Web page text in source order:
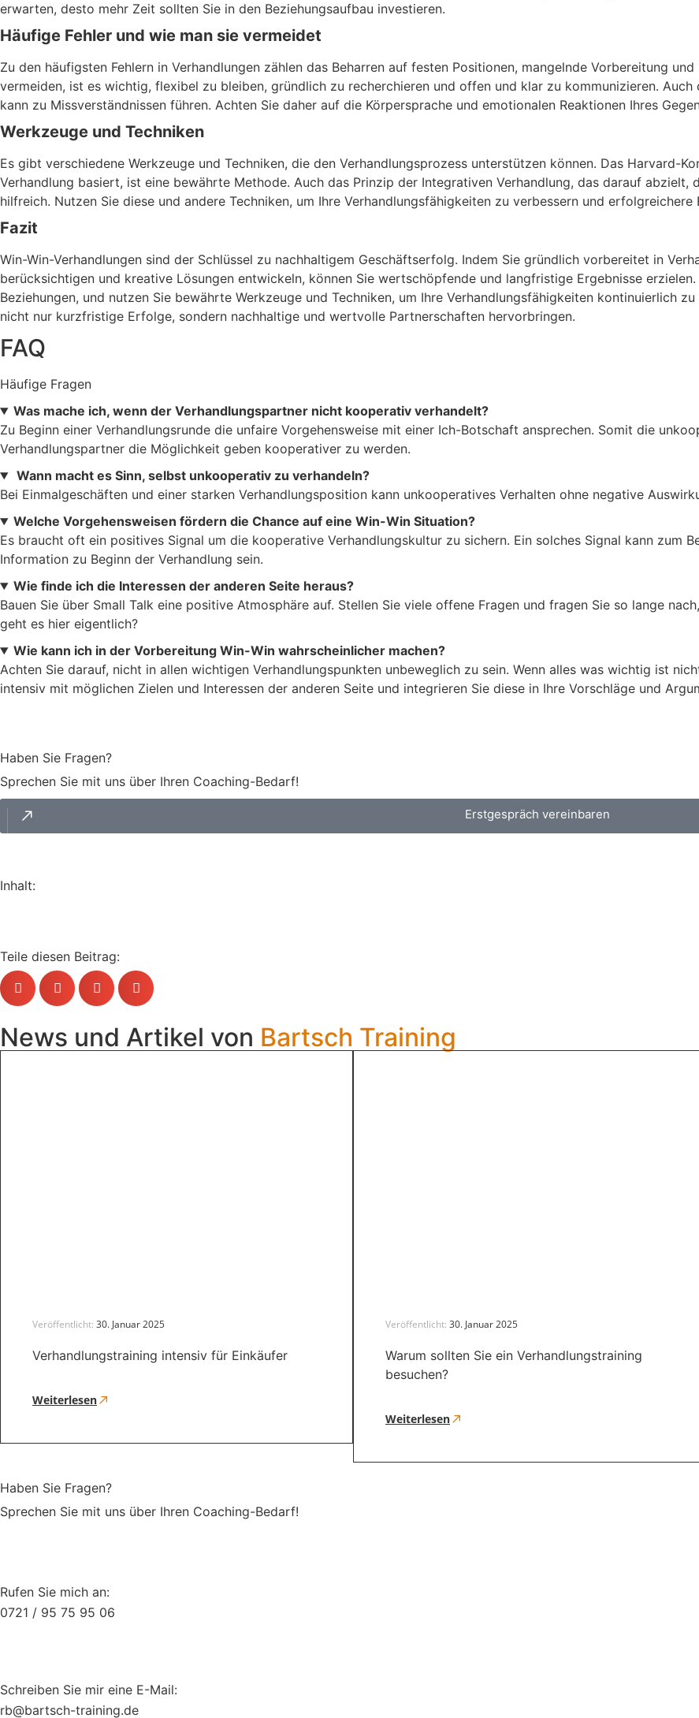
erwarten, desto mehr Zeit sollten Sie in den Beziehungsaufbau investieren.
Häufige Fehler und wie man sie vermeidet
Zu den häufigsten Fehlern in Verhandlungen zählen das Beharren auf festen Positionen, mangelnde Vorbereitung
vermeiden, ist es wichtig, flexibel zu bleiben, gründlich zu recherchieren und offen und klar zu kommunizieren.
kann zu Missverständnissen führen. Achten Sie daher auf die Körpersprache und emotionalen Reaktionen Ihres
Werkzeuge und Techniken
Es gibt verschiedene Werkzeuge und Techniken, die den Verhandlungsprozess unterstützen können. Das Harvard-
Verhandlung basiert, ist eine bewährte Methode. Auch das Prinzip der Integrativen Verhandlung, das darauf abzielt,
hilfreich. Nutzen Sie diese und andere Techniken, um Ihre Verhandlungsfähigkeiten zu verbessern und erfolgreichere
Fazit
Win-Win-Verhandlungen sind der Schlüssel zu nachhaltigem Geschäftserfolg. Indem Sie gründlich vorbereitet in
berücksichtigen und kreative Lösungen entwickeln, können Sie wertschöpfende und langfristige Ergebnisse
Beziehungen, und nutzen Sie bewährte Werkzeuge und Techniken, um Ihre Verhandlungsfähigkeiten kontinuierlich
nicht nur kurzfristige Erfolge, sondern nachhaltige und wertvolle Partnerschaften hervorbringen.
FAQ
Häufige Fragen
Was mache ich, wenn der Verhandlungspartner nicht kooperativ verhandelt?
Zu Beginn einer Verhandlungsrunde die unfaire Vorgehensweise mit einer Ich-Botschaft ansprechen. Somit die
Verhandlungspartner die Möglichkeit geben kooperativer zu werden.
Wann macht es Sinn, selbst unkooperativ zu verhandeln?
Bei Einmalgeschäften und einer starken Verhandlungsposition kann unkooperatives Verhalten ohne negative
Welche Vorgehensweisen fördern die Chance auf eine Win-Win Situation?
Es braucht oft ein positives Signal um die kooperative Verhandlungskultur zu sichern. Ein solches Signal kann zum
Information zu Beginn der Verhandlung sein.
Wie finde ich die Interessen der anderen Seite heraus?
Bauen Sie über Small Talk eine positive Atmosphäre auf. Stellen Sie viele offene Fragen und fragen Sie so lange
geht es hier eigentlich?
Wie kann ich in der Vorbereitung Win-Win wahrscheinlicher machen?
Achten Sie darauf, nicht in allen wichtigen Verhandlungspunkten unbeweglich zu sein. Wenn alles was wichtig ist
intensiv mit möglichen Zielen und Interessen der anderen Seite und integrieren Sie diese in Ihre Vorschläge und
Haben Sie Fragen?
Sprechen Sie mit uns über Ihren Coaching-Bedarf!
Erstgespräch vereinbaren
Inhalt:
Teile diesen Beitrag:
News und Artikel von Bartsch Training
Veröffentlicht: 30. Januar 2025
Verhandlungstraining intensiv für Einkäufer
Weiterlesen
Veröffentlicht: 30. Januar 2025
Warum sollten Sie ein Verhandlungstraining
besuchen?
Weiterlesen
Haben Sie Fragen?
Sprechen Sie mit uns über Ihren Coaching-Bedarf!
Rufen Sie mich an:
0721 / 95 75 95 06
Schreiben Sie mir eine E-Mail:
ed.gn
iniar
t-hcs
trab@
br